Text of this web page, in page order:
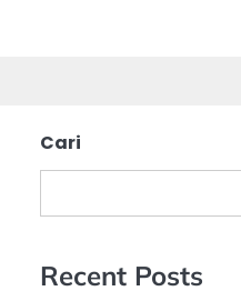
Cari
Recent Posts